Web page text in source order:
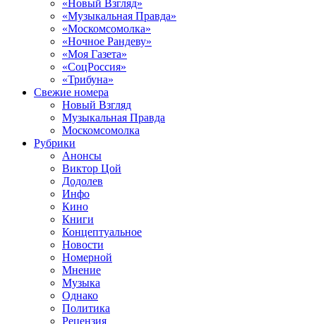
«Новый Взгляд»
«Музыкальная Правда»
«Москомсомолка»
«Ночное Рандеву»
«Моя Газета»
«СоцРоссия»
«Трибуна»
Свежие номера
Новый Взгляд
Музыкальная Правда
Москомсомолка
Рубрики
Анонсы
Виктор Цой
Додолев
Инфо
Кино
Книги
Концептуальное
Новости
Номерной
Мнение
Музыка
Однако
Политика
Рецензия